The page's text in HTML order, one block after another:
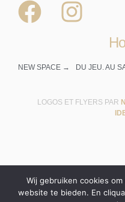
NEW SPACE → DU JEU. AU
LOGOS ET FLYERS PAR
Wij gebruiken cookies
website te bieden. En